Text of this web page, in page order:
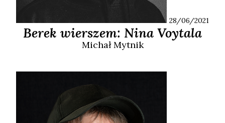
28/06/2021
Berek wierszem: Nina Voytala
MichałMytnik